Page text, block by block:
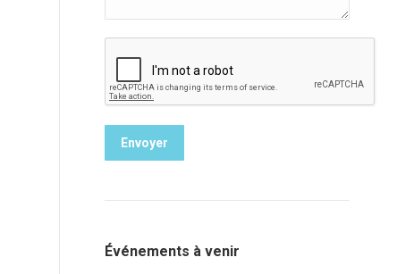
Envoyer
Événements à venir